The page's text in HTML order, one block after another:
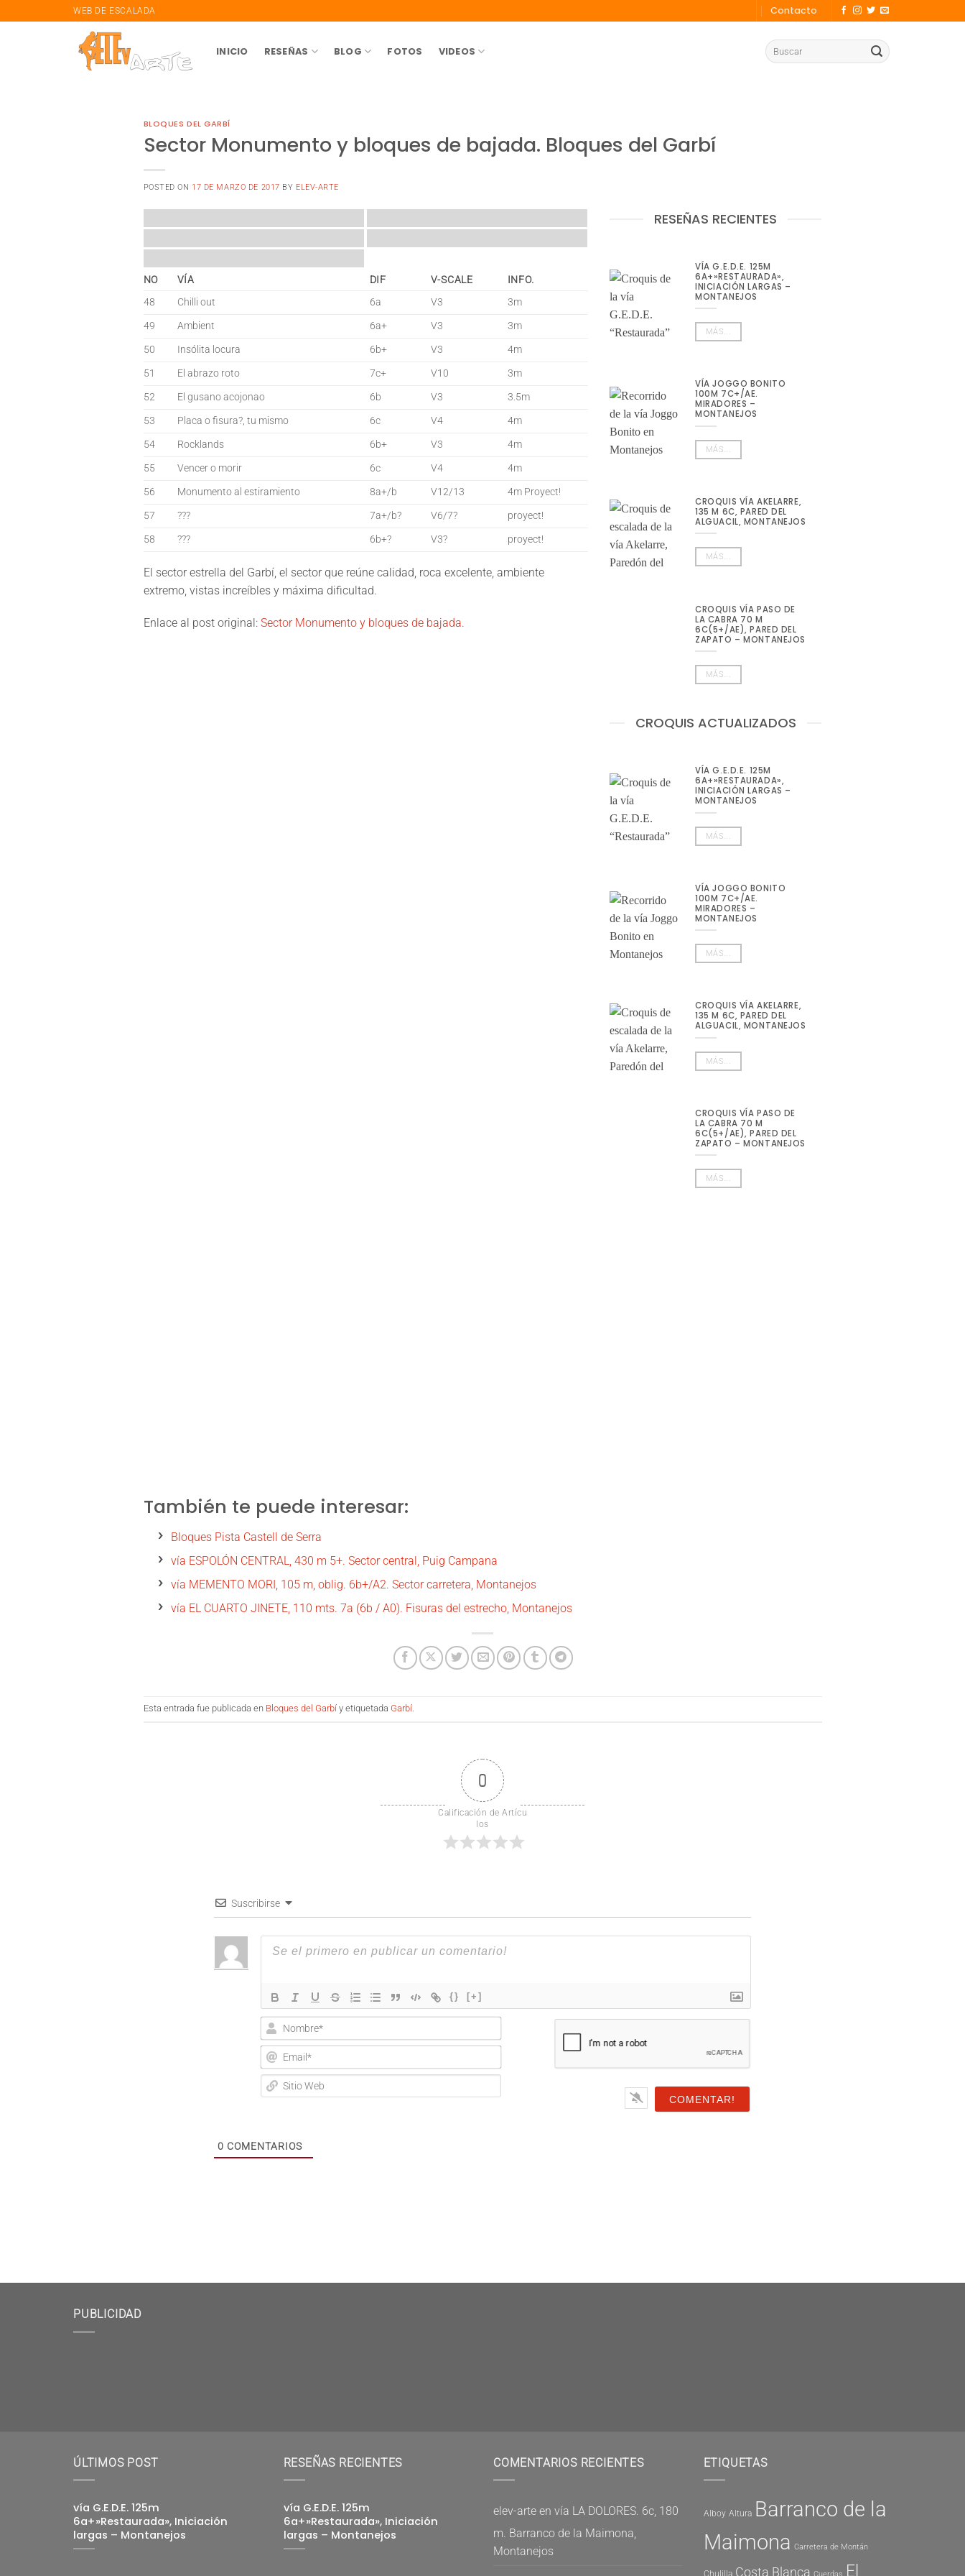
al
WEB DE ESCALADA Contacto
INICIO RESEÑAS BLOG FOTOS VIDEOS
BLOQUES DEL GARBÍ
Sector Monumento y bloques de bajada. Bloques del Garbí
POSTED ON 17 DE MARZO DE 2017 BY ELEV-ARTE
NO VÍA DIF V-SCALE
INFO.
48
Chilli out 6a V3
3m
49
Ambient 6a+ V3
3m
50
Insólita locura 6b+ V3
4m
51
El abrazo roto 7c+ V10
3m
52
El gusano acojonao 6b V3
3.5m
53
Placa o fisura?, tu mismo 6c V4
4m
54
Rocklands 6b+ V3
4m
55
Vencer o morir 6c V4
4m
56
Monumento al estiramiento 8a+/b V12/13
4m Proyect!
57
??? 7a+/b? V6/7?
proyect!
58
??? 6b+? V3? proyect!
El sector estrella del Garbí, el sector que reúne calidad, roca excelente, ambiente
extremo, vistas increíbles y máxima dificultad.
Enlace al post original:Sector Monumento y bloques de bajada.
RESEÑAS RECIENTES
VÍA G.E.D.E. 125M
6A+»RESTAURADA»,
INICIACIÓN LARGAS –
MONTANEJOS
MÁS...
VÍA JOGGO BONITO
100M 7C+/AE.
MIRADORES –
MONTANEJOS
MÁS...
CROQUIS VÍA AKELARRE,
135 M 6C, PARED DEL
ALGUACIL, MONTANEJOS
MÁS...
CROQUIS VÍA PASO DE
LA CABRA 70 M
6C(5+/AE), PARED DEL
ZAPATO – MONTANEJOS
MÁS...
CROQUIS ACTUALIZADOS
VÍA G.E.D.E. 125M
6A+»RESTAURADA»,
INICIACIÓN LARGAS –
MONTANEJOS
MÁS...
VÍA JOGGO BONITO
100M 7C+/AE.
MIRADORES –
MONTANEJOS
MÁS...
CROQUIS VÍA AKELARRE,
135 M 6C, PARED DEL
ALGUACIL, MONTANEJOS
MÁS...
CROQUIS VÍA PASO DE
LA CABRA 70 M
6C(5+/AE), PARED DEL
ZAPATO – MONTANEJOS
MÁS...
También te puede interesar:
Bloques Pista Castell de Serra
vía ESPOLÓN CENTRAL, 430 m 5+. Sector central, Puig Campana
vía MEMENTO MORI, 105 m, oblig. 6b+/A2. Sector carretera, Montanejos
vía EL CUARTO JINETE, 110 mts. 7a (6b / A0). Fisuras del estrecho, Montanejos
Esta entrada fue publicada en Bloques del Garbíy etiquetada Garbí.
0
Calificación de Artícu
los
Suscribirse
{} [+]
Nombre*
Email*
0 COMENTARIOS
PUBLICIDAD
ÚLTIMOS POST
vía G.E.D.E. 125m
6a+»Restaurada», Iniciación
largas – Montanejos
RESEÑAS RECIENTES
vía G.E.D.E. 125m
6a+»Restaurada», Iniciación
largas – Montanejos
COMENTARIOS RECIENTES
elev-arte en vía LA DOLORES. 6c, 180
m. Barranco de la Maimona,
Montanejos
ETIQUETAS
Alboy Altura Barranco de la
Maimona Carretera de Montán
Costa Blanca El